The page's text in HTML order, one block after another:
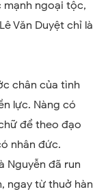
mạnh ngoại tộc,
Văn Duyệt chỉ là
chân của tình
lực. Nàng có
để theo đạo
nhân đức.
Nguyễn đã run
ngay từ thuở hàn